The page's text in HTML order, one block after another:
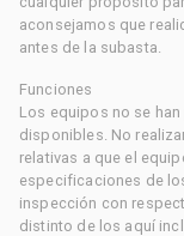
aconsejamos que
antes de la subasta.
Funciones
Los equipos no se
disponibles. No
relativas a que el
especificaciones de
inspección con
distinto de los aquí